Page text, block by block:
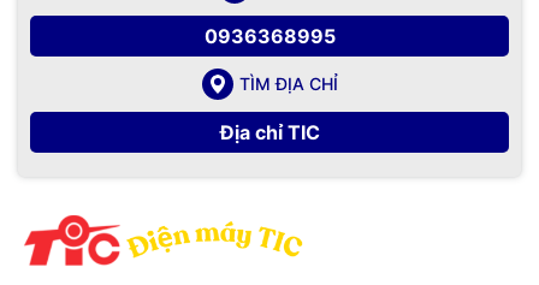
CÔNG DỤNG:
- Máy hủy tài liệu Silicon PS-5800C
0936368995
TÌM ĐỊA CHỈ
Địa chỉ TIC